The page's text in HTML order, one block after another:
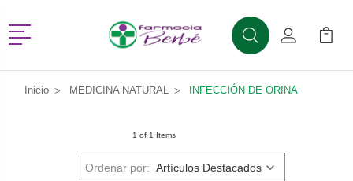
Menú
BuscarMi Cuenta
Mi
Inicio MEDICINA NATURAL INFECCIÓN DE ORINA
1 of 1 Items
Ordenar por: